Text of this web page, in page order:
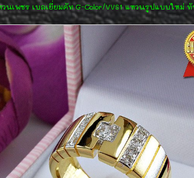
วนเพชร เบลเยี่ยมคัท G-Color/VVS1 แหวนรูปแบบใหม่